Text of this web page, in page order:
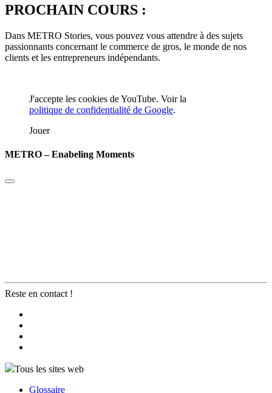
PROCHAIN COURS :
Dans METRO Stories, vous pouvez vous attendre à des sujets
passionnants concernant le commerce de gros, le monde de nos
clients et les entrepreneurs indépendants.
J'accepte les cookies de YouTube. Voir la
politique de confidentialité de Google.
Jouer
METRO – Enabeling Moments
Reste en contact !
Tous les sites web
Glossaire